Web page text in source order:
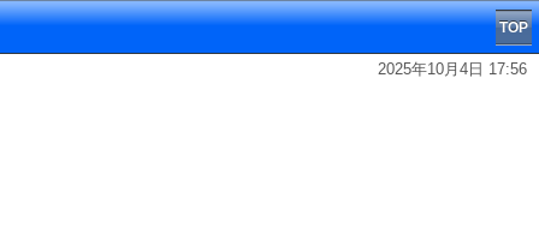
TOP
2025年10月4日 17:56